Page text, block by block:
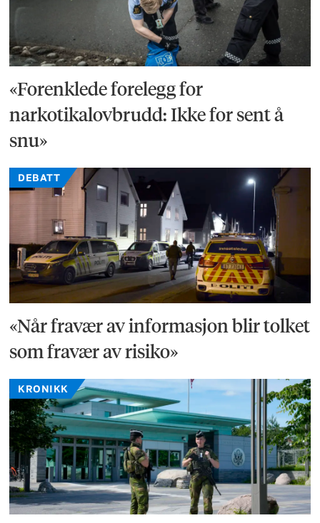
«Forenklede forelegg for
narkotikalovbrudd: Ikke for sent å
snu»
DEBATT
«Når fravær av informasjon blir tolket
som fravær av risiko»
KRONIKK